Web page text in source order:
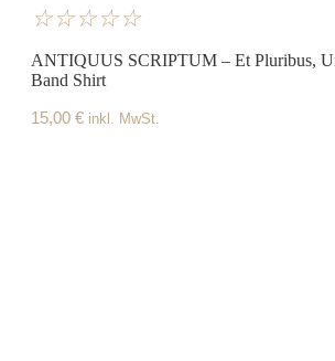
☆☆☆☆☆
ANTIQUUS SCRIPTUM – Et Pluribus,
Band Shirt
15,00 € inkl. MwSt.